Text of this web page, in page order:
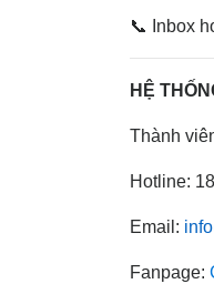
📞 Inbox
HỆ
Thành
Hotline:
Email:
Fanpage: